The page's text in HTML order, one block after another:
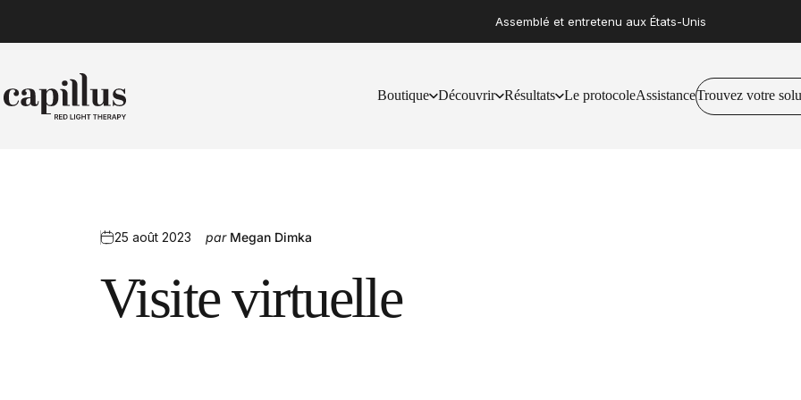
Assemblé et entretenu aux États-Unis
Capillus Boutique Découvrir Résultats Le protocoleAssistanceTrouvez votre
25 août 2023 par Megan Dimka
Visitevirtuelle